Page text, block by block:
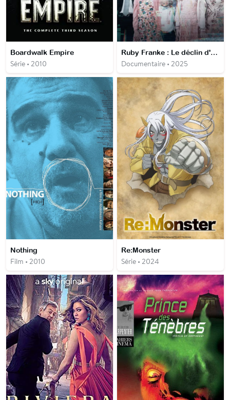
Boardwalk Empire
Série • 2010
Ruby Franke : Le déclin d'une famille modèle
Documentaire • 2025
Nothing
Film • 2010
Re:Monster
Série • 2024